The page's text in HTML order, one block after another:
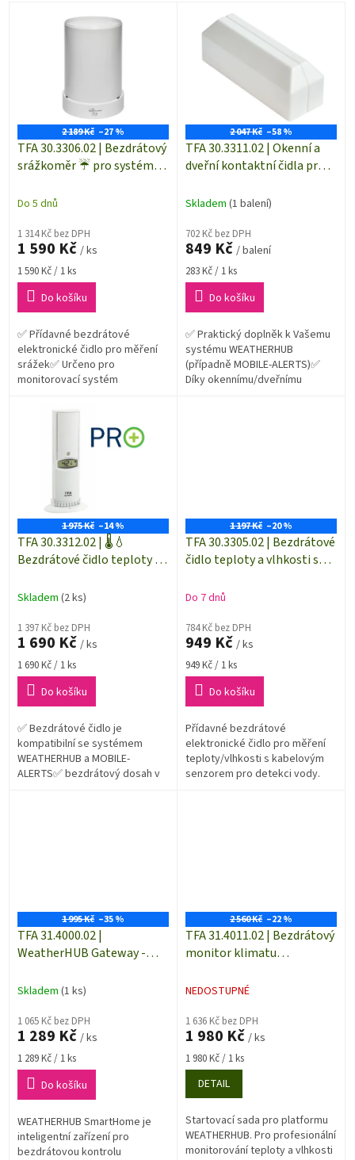
2 189 Kč –27 %
TFA 30.3306.02 | Bezdrátový
srážkoměr ☔ pro systém
Do 5 dnů
1 314 Kč bez DPH
1 590 Kč / ks
Měrná
cena:
1 590 Kč / 1 ks
Do košíku
✅ Přídavné bezdrátové
elektronické čidlo pro měření
srážek✅ Určeno pro
monitorovací systém
produkty TFA 31.4001.02
2 047 Kč –58 %
TFA 30.3311.02 | Okenní a
dveřní kontaktní čidla pro
sada 3 kusy
Skladem (1 balení)
702 Kč bez DPH
849 Kč / balení
Měrná
cena:
283 Kč / 1 ks
Do košíku
✅ Praktický doplněk k Vašemu
systému WEATHERHUB
(případně MOBILE-ALERTS)✅
Díky okennímu/dveřnímu
1 975 Kč –14 %
TFA 30.3312.02 | 🌡️💧
Bezdrátové čidlo teploty a
dat WEATHERHUB
Skladem (2 ks)
1 397 Kč bez DPH
1 690 Kč / ks
Měrná
cena:
1 690 Kč / 1 ks
Do košíku
✅ Bezdrátové čidlo je
kompatibilní se systémem
WEATHERHUB a MOBILE-
ALERTS✅ bezdrátový dosah v
1 197 Kč –20 %
TFA 30.3305.02 | Bezdrátové
čidlo teploty a vlhkosti s
WEATHERHUB
Do 7 dnů
784 Kč bez DPH
949 Kč / ks
Měrná
cena:
949 Kč / 1 ks
Do košíku
Přídavné bezdrátové
elektronické čidlo pro měření
teploty/vlhkosti s kabelovým
senzorem pro detekci vody.
1 995 Kč –35 %
TFA 31.4000.02 |
WeatherHUB Gateway -
brána pro systém sběru dat
Skladem (1 ks)
1 065 Kč bez DPH
1 289 Kč / ks
Měrná
cena:
1 289 Kč / 1 ks
Do košíku
WEATHERHUB SmartHome je
inteligentní zařízení pro
bezdrátovou kontrolu
2 560 Kč –22 %
TFA 31.4011.02 | Bezdrátový
monitor klimatu
kompatibilní | startovací
NEDOSTUPNÉ
1 636 Kč bez DPH
1 980 Kč / ks
Měrná
cena:
1 980 Kč / 1 ks
DETAIL
Startovací sada pro platformu
WEATHERHUB. Pro profesionální
monitorování teploty a vlhkosti